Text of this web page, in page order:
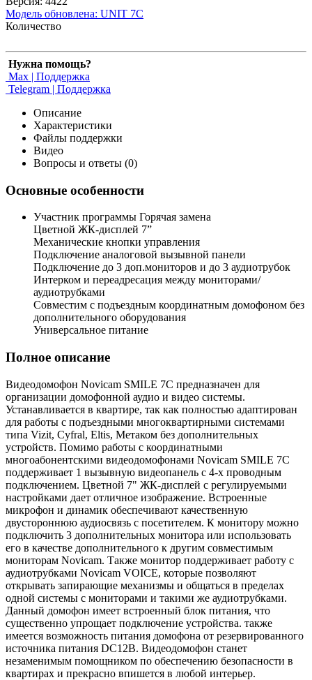
Модель обновлена: UNIT 7C
Количество
Нужна помощь?
Max | Поддержка
Telegram | Поддержка
Описание
Характеристики
Файлы поддержки
Видео
Вопросы и ответы (0)
Основные особенности
Участник программы Горячая замена
Цветной ЖК-дисплей 7”
Механические кнопки управления
Подключение аналоговой вызывной панели
Подключение до 3 доп.мониторов и до 3 аудиотрубок
Интерком и переадресация между мониторами/
аудиотрубками
Совместим с подъездным координатным домофоном без
дополнительного оборудования
Универсальное питание
Полное описание
Видеодомофон Novicam SMILE 7C предназначен для
организации домофонной аудио и видео системы.
Устанавливается в квартире, так как полностью адаптирован
для работы с подъездными многоквартирными системами
типа Vizit, Cyfral, Eltis, Метаком без дополнительных
устройств. Помимо работы с координатными
многоабонентскими видеодомофонами Novicam SMILE 7C
поддерживает 1 вызывную видеопанель с 4-х проводным
подключением. Цветной 7" ЖК-дисплей с регулируемыми
настройками дает отличное изображение. Встроенные
микрофон и динамик обеспечивают качественную
двустороннюю аудиосвязь с посетителем. К монитору можно
подключить 3 дополнительных монитора или использовать
его в качестве дополнительного к другим совместимым
мониторам Novicam. Также монитор поддерживает работу с
аудиотрубками Novicam VOICE, которые позволяют
открывать запирающие механизмы и общаться в пределах
одной системы с мониторами и такими же аудиотрубками.
Данный домофон имеет встроенный блок питания, что
существенно упрощает подключение устройства. также
имеется возможность питания домофона от резервированного
источника питания DC12В. Видеодомофон станет
незаменимым помощником по обеспечению безопасности в
квартирах и прекрасно впишется в любой интерьер.